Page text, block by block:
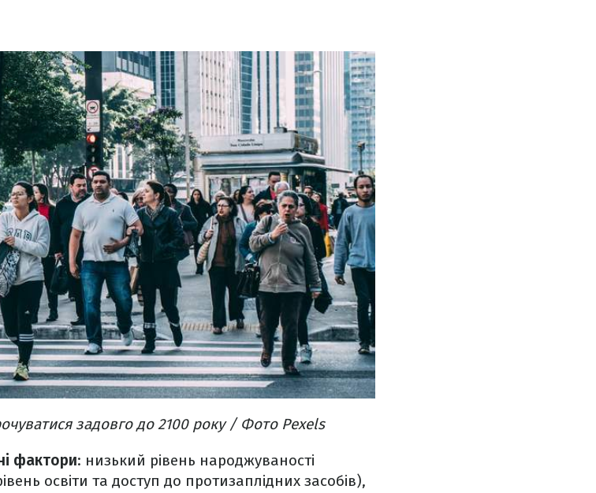
задовго до 2100 року / Фото Pexels
фактори: низький рівень народжуваності
освіти та доступ до протизаплідних засобів),